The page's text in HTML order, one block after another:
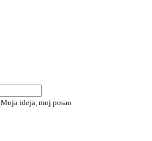
Moja ideja, moj posao